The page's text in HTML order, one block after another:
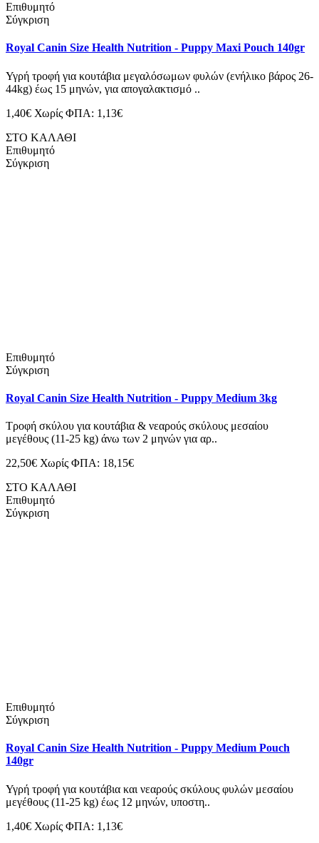
Επιθυμητό
Σύγκριση
Royal Canin Size Health Nutrition - Puppy Maxi Pouch 140gr
Υγρή τροφή για κουτάβια μεγαλόσωμων φυλών (ενήλικο βάρος 26-
44kg) έως 15 μηνών, για απογαλακτισμό ..
1,40€ Χωρίς ΦΠΑ: 1,13€
ΣΤΟ ΚΑΛΑΘΙ
Επιθυμητό
Σύγκριση
Επιθυμητό
Σύγκριση
Royal Canin Size Health Nutrition - Puppy Medium 3kg
Τροφή σκύλου για κουτάβια & νεαρούς σκύλους μεσαίου
μεγέθους (11-25 kg) άνω των 2 μηνών για αρ..
22,50€ Χωρίς ΦΠΑ: 18,15€
ΣΤΟ ΚΑΛΑΘΙ
Επιθυμητό
Σύγκριση
Επιθυμητό
Σύγκριση
Royal Canin Size Health Nutrition - Puppy Medium Pouch
140gr
Υγρή τροφή για κουτάβια και νεαρούς σκύλους φυλών μεσαίου
μεγέθους (11-25 kg) έως 12 μηνών, υποστη..
1,40€ Χωρίς ΦΠΑ: 1,13€